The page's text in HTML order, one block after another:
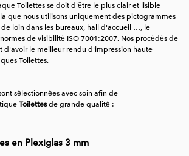
Toilettes se doit d'être le plus clair et lisible
que nous utilisons uniquement des pictogrammes
loin dans les bureaux, hall d'accueil …, le
de visibilité ISO 7001:2007. Nos procédés de
d'avoir le meilleur rendu d'impression haute
Toilettes.
sélectionnées avec soin afin de
Toilettesde grande qualité :
en Plexiglas 3 mm